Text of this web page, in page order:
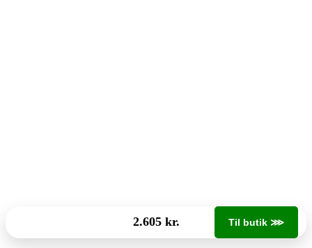
2.605 kr. Til butik ⋙